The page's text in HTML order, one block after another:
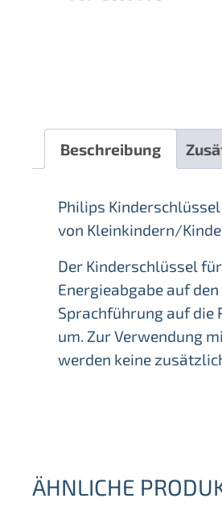
Beschreibung
Philips
von Kleinkindern/
Der Kinderschlüssel
Energieabgabe auf
Sprachführung auf
um. Zur Verwendung
werden keine
ÄHNLICHE